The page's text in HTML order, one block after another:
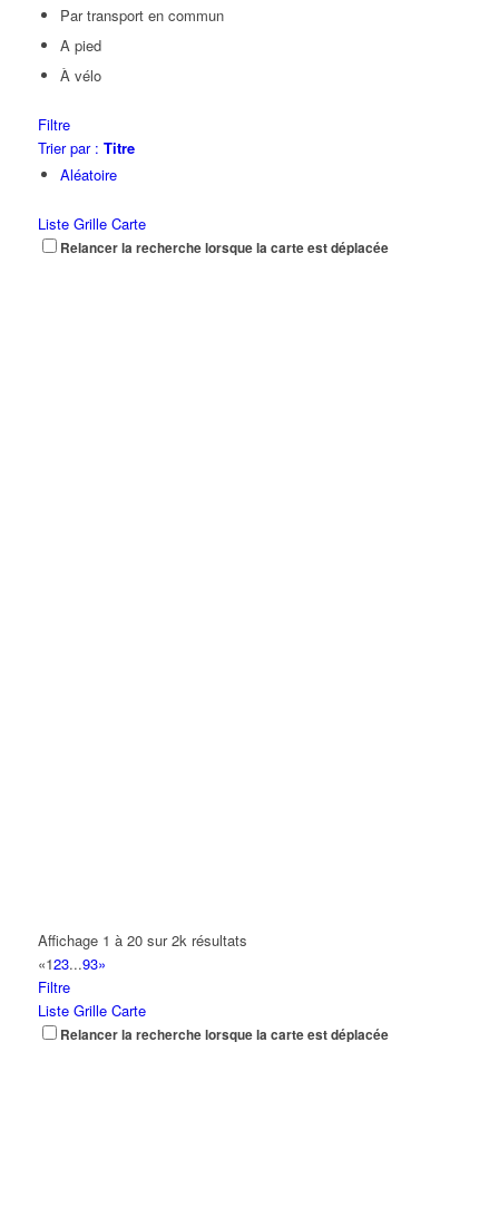
Par transport en commun
A pied
À vélo
Filtre
Trier par : Titre
Aléatoire
Liste Grille Carte
Relancer la recherche lorsque la carte est déplacée
Affichage 1 à 20 sur 2k résultats
«123...93»
Filtre
Liste Grille Carte
Relancer la recherche lorsque la carte est déplacée